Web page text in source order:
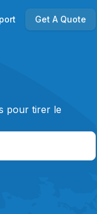
Get A Quote
pour tirer le